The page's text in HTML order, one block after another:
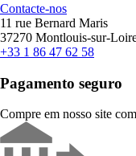
Contacte-nos
11 rue Bernard Maris
37270 Montlouis-sur-
+33 1 86 47 62 58
Pagamento seguro
Compre em nosso site